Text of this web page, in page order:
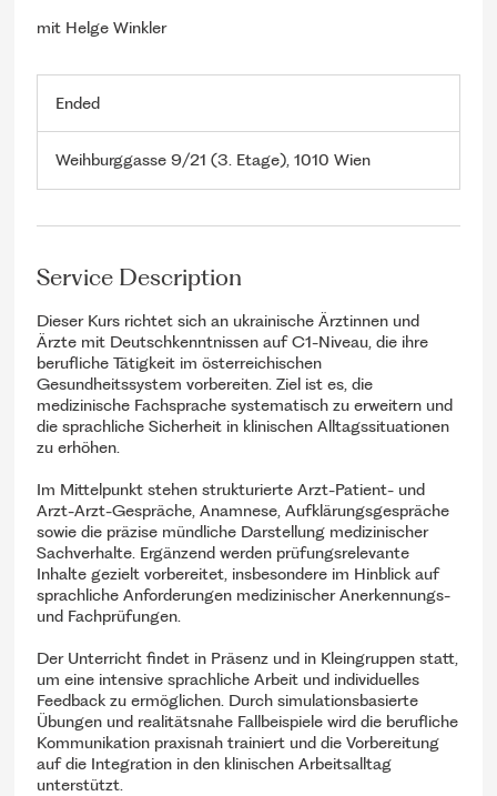
mit Helge Winkler
Ended
e
d
Weihburggasse 9/21 (3. Etage), 1010 Wien
Service Description
Dieser Kurs richtet sich an ukrainische Ärztinnen und
Ärzte mit Deutschkenntnissen auf C1-Niveau, die ihre
berufliche Tätigkeit im österreichischen
Gesundheitssystem vorbereiten. Ziel ist es, die
medizinische Fachsprache systematisch zu erweitern und
die sprachliche Sicherheit in klinischen Alltagssituationen
zu erhöhen.
Im Mittelpunkt stehen strukturierte Arzt-Patient- und
Arzt-Arzt-Gespräche, Anamnese, Aufklärungsgespräche
sowie die präzise mündliche Darstellung medizinischer
Sachverhalte. Ergänzend werden prüfungsrelevante
Inhalte gezielt vorbereitet, insbesondere im Hinblick auf
sprachliche Anforderungen medizinischer Anerkennungs-
und Fachprüfungen.
Der Unterricht findet in Präsenz und in Kleingruppen statt,
um eine intensive sprachliche Arbeit und individuelles
Feedback zu ermöglichen. Durch simulationsbasierte
Übungen und realitätsnahe Fallbeispiele wird die berufliche
Kommunikation praxisnah trainiert und die Vorbereitung
auf die Integration in den klinischen Arbeitsalltag
unterstützt.